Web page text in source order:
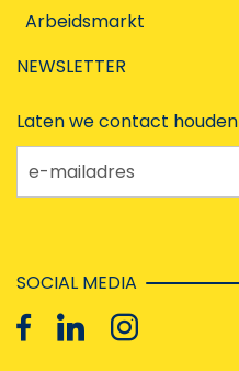
Arbeidsmarkt
NEWSLETTER
Laten we contact houden
e-mailadres
SOCIAL MEDIA